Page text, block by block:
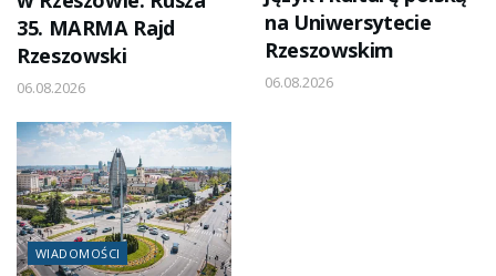
35. MARMA Rajd
Rzeszowski
06.08.2026
na Uniwersytecie
Rzeszowskim
06.08.2026
WIADOMOŚCI